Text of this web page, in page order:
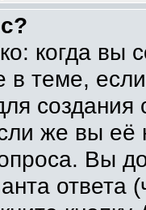
когда вы
теме,
же вы её
Вы
ответа